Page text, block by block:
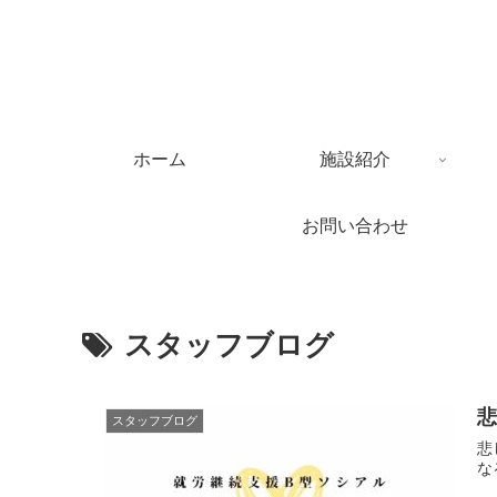
ホーム 施設紹介
お問い合わせ
スタッフブログ
スタッフブログ
悲